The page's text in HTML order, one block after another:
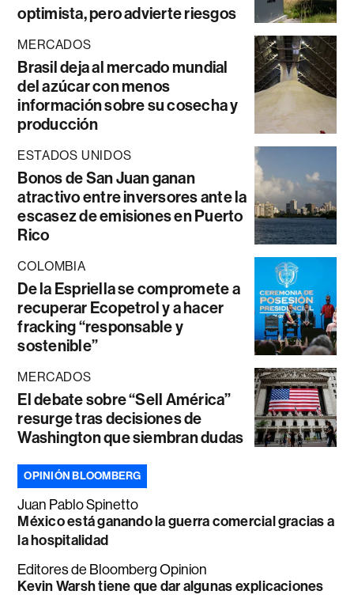
optimista, pero advierte riesgos
MERCADOS
Brasil deja al mercado mundial
del azúcar con menos
información sobre su cosecha y
producción
ESTADOS UNIDOS
Bonos de San Juan ganan
atractivo entre inversores ante la
escasez de emisiones en Puerto
Rico
COLOMBIA
De la Espriella se compromete a
recuperar Ecopetrol y a hacer
fracking “responsable y
sostenible”
MERCADOS
El debate sobre “Sell América”
resurge tras decisiones de
Washington que siembran dudas
OPINIÓN BLOOMBERG
Juan Pablo Spinetto
México está ganando la guerra comercial gracias a
la hospitalidad
Editores de Bloomberg Opinion
Kevin Warsh tiene que dar algunas explicaciones